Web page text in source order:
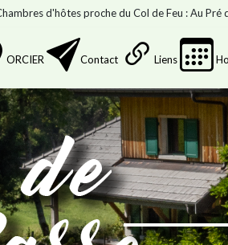
d'hôtes proche du Col de Feu : Au Pré
ORCIER Contact Liens